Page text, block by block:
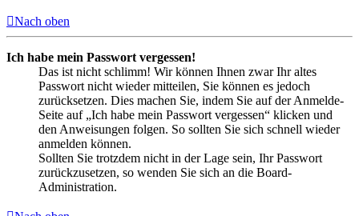
Nach oben
Ich habe mein Passwort vergessen!
Das ist nicht schlimm! Wir können Ihnen zwar Ihr altes
Passwort nicht wieder mitteilen, Sie können es jedoch
zurücksetzen. Dies machen Sie, indem Sie auf der Anmelde-
Seite auf „Ich habe mein Passwort vergessen“ klicken und
den Anweisungen folgen. So sollten Sie sich schnell wieder
anmelden können.
Sollten Sie trotzdem nicht in der Lage sein, Ihr Passwort
zurückzusetzen, so wenden Sie sich an die Board-
Administration.